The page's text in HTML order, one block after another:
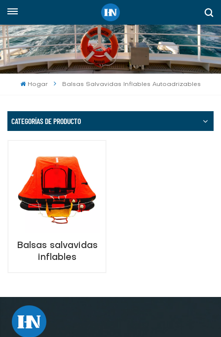
Español
English
русский
Hogar Balsas Salvavidas Inflables Autoadrizables
CATEGORÍAS DE PRODUCTO
Balsas salvavidas
inflables